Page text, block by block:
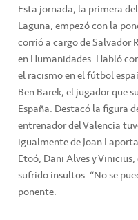
Esta jornada, la primera
Laguna, empezó con la
corrió a cargo de Salvador
en Humanidades. Habló
el racismo en el fútbol
Ben Barek, el jugador que
España. Destacó la figura
entrenador del Valencia
igualmente de Joan
Etoó, Dani Alves y
sufrido insultos. “No se
ponente.